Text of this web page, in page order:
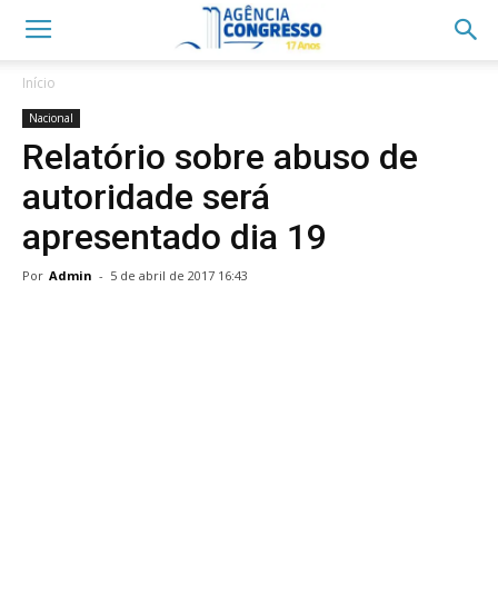
Início
Nacional
Relatório sobre abuso de
autoridade será
apresentado dia 19
Por Admin - 5 de abril de 2017 16:43